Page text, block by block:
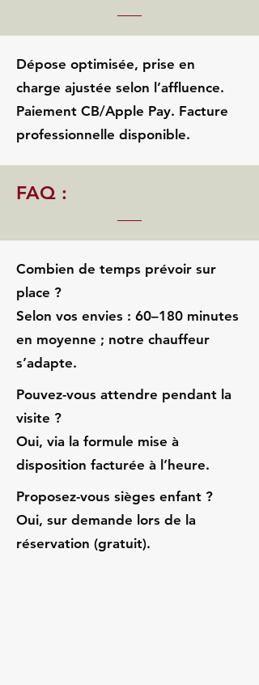
Dépose optimisée, prise en
charge ajustée selon l’affluence.
Paiement CB/Apple Pay. Facture
professionnelle disponible.
FAQ :
Combien de temps prévoir sur
place ?
Selon vos envies : 60–180 minutes
en moyenne ; notre chauffeur
s’adapte.
Pouvez-vous attendre pendant la
visite ?
Oui, via la formule mise à
disposition facturée à l’heure.
Proposez-vous sièges enfant ?
Oui, sur demande lors de la
réservation (gratuit).